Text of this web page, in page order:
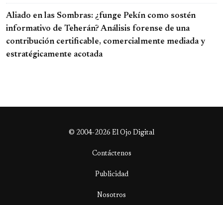
Aliado en las Sombras: ¿funge Pekín como sostén
informativo de Teherán? Análisis forense de una
contribución certificable, comercialmente mediada y
estratégicamente acotada
© 2004-2026 El Ojo Digital
Contáctenos
Publicidad
Nosotros